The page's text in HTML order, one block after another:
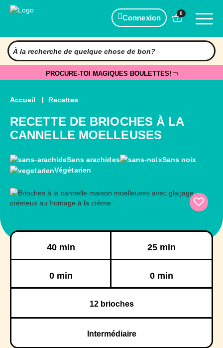
Connexion
0
PROCURE-TOI MAGIQUES BOULETTES!
Accueil Recettes
RECETTE DE BRIOCHES À LA
CANNELLE MOELLEUSES
Sans arachides
Sans noix
Végétarien
40 min 25 min
0 min 0 min
12brioches
Intermédiaire